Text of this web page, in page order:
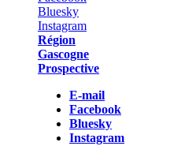
Région
Gascogne
Prospective
E-mail
Facebook
Bluesky
Instagram